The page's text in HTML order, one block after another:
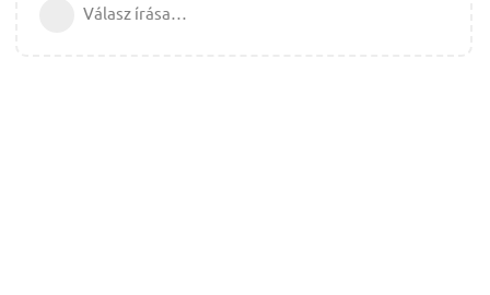
Válasz írása…